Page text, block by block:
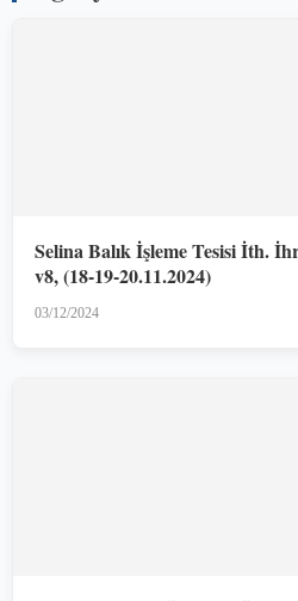
Selina Balık İşleme Tesisi İth.
v8, (18-19-20.11.2024)
03/12/2024